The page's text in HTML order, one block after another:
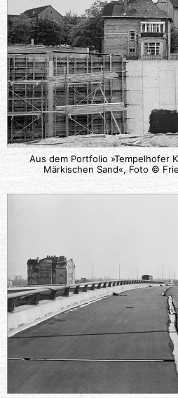
Aus dem Portfolio »Tempelhofer
Märkischen Sand«, Foto ©